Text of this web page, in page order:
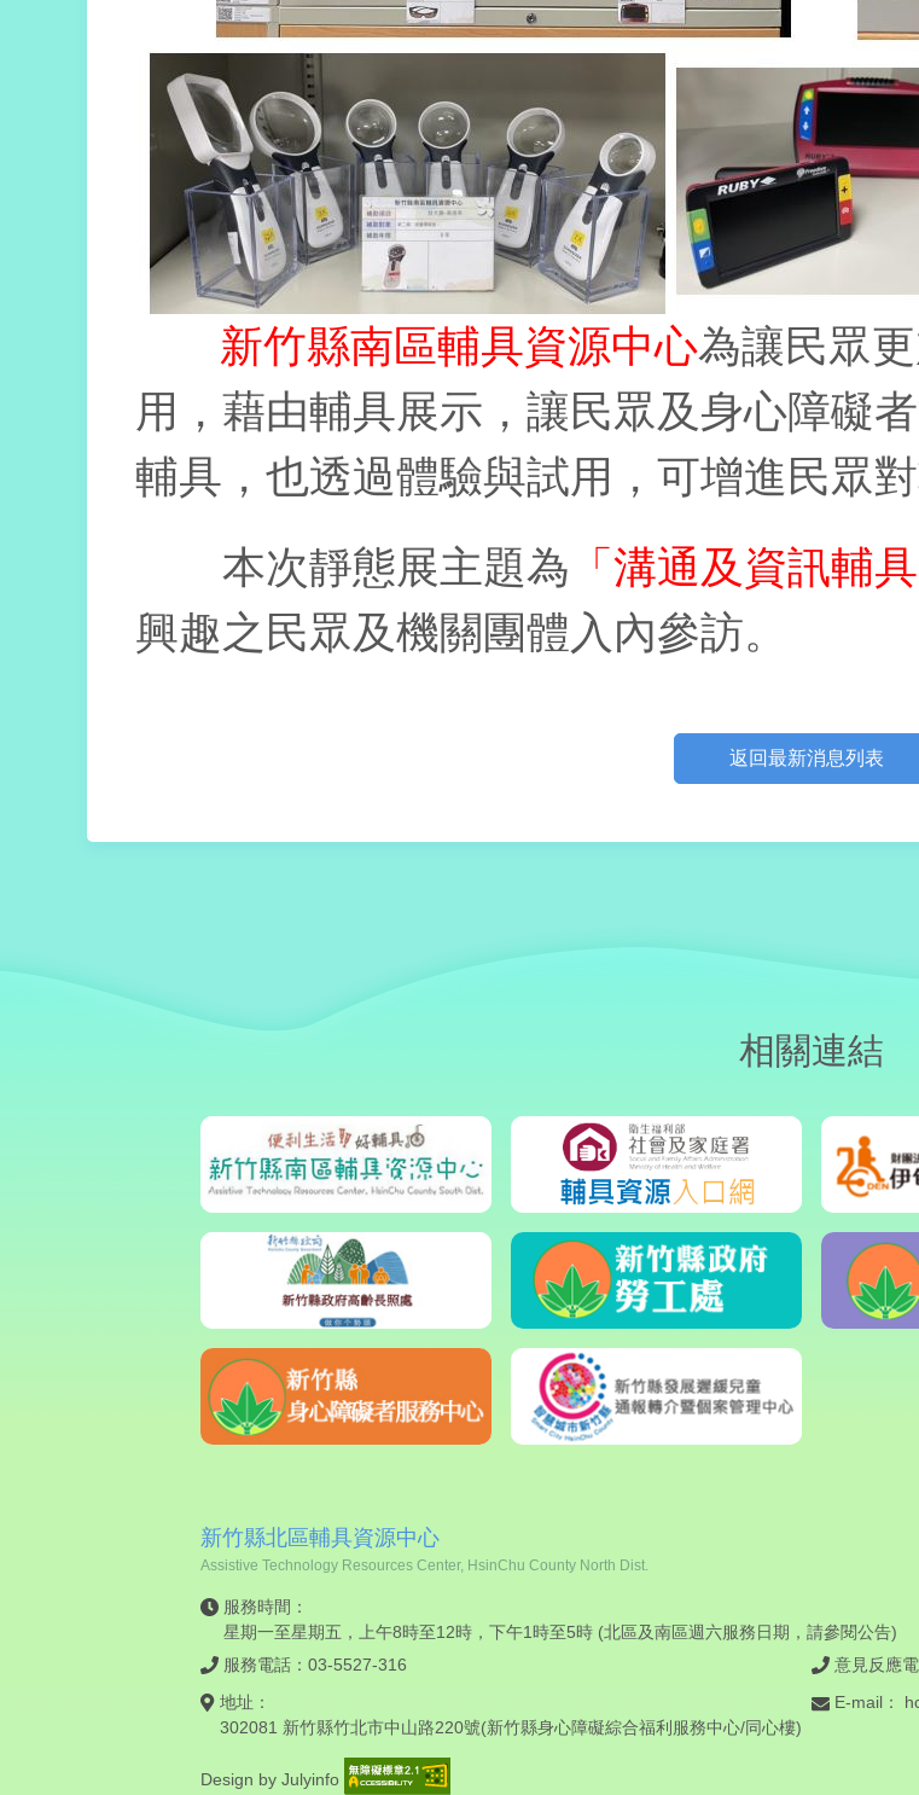
新竹縣南區輔具資源中心為讓民眾
用，藉由輔具展示，讓民眾及身心障礙
輔具，也透過體驗與試用，可增進民眾對
本次靜態展主題為 「溝通及資訊輔
興趣之民眾及機關團體入內參訪。
返回最新消息列表
相關連結
新竹縣北區輔具資源中心
Assistive Technology Resources Center, HsinChu County North Dist.
服務時間：
星期一至星期五，上午8時至12時，下午1時至5時 (北區及南區週六服務日期，請參閱公告)
服務電話：03-5527-316
意見反應
地址：
302081 新竹縣竹北市中山路220號(新竹縣身心障礙綜合福利服務中心/同心樓)
E-mail：
Design by Julyinfo